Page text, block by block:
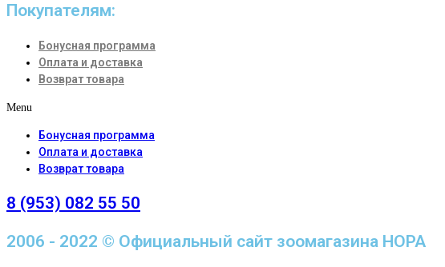
Покупателям:
Бонусная программа
Оплата и доставка
Возврат товара
Menu
Бонусная программа
Оплата и доставка
Возврат товара
8 (953) 082 55 50
2006 - 2022 © Официальный сайт зоомагазина НОРА